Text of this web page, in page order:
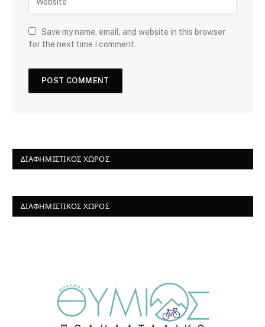
Save my name, email, and website in this browser
for the next time I comment.
ΔΙΑΦΗΜΙΣΤΙΚΌΣ ΧΏΡΟΣ
ΔΙΑΦΗΜΙΣΤΙΚΌΣ ΧΏΡΟΣ